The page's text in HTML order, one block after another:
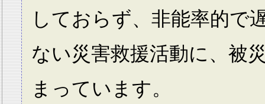
しておらず、非能率的で
ない災害救援活動に、被
まっています。